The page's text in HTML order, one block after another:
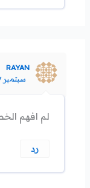
RAYAN
سبتمبر 7, 2019 الساعة 10:34 م
لم افهم
رد